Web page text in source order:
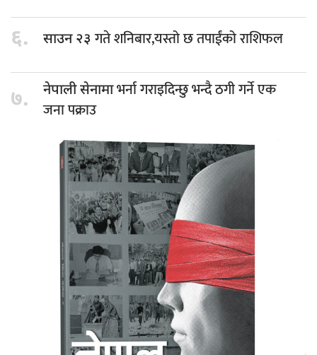
६. साउन २३गते शनिबार,यस्तो छ तपाईंको राशिफल
७. नेपाली सेनामाभर्ना गराइदिन्छु भन्दै ठगी गर्ने एक
जना पक्राउ